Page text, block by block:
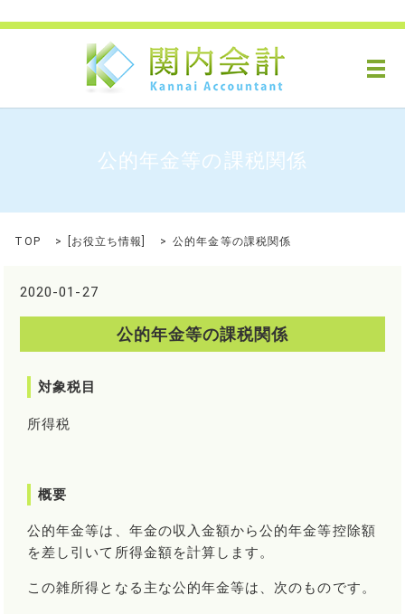
メ
公的年金等の課税関係
TOP お役立ち情報 公的年金等の課税関係
2020-01-27
公的年金等の課税関係
対象税目
所得税
概要
公的年金等は、年金の収入金額から公的年金等控除額
を差し引いて所得金額を計算します。
この雑所得となる主な公的年金等は、次のものです。